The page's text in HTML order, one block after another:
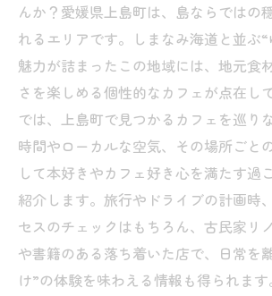
んか？愛媛県上島町は、島ならではの
れるエリアです。しまなみ海道と並ぶ
魅力が詰まったこの地域には、地元食
さを楽しめる個性的なカフェが点在し
では、上島町で見つかるカフェを巡り
時間やローカルな空気、その場所ごと
して本好きやカフェ好き心を満たす過
紹介します。旅行やドライブの計画時
セスのチェックはもちろん、古民家リ
や書籍のある落ち着いた店で、日常を
け”の体験を味わえる情報も得られます